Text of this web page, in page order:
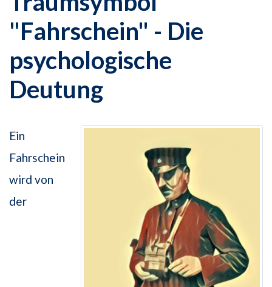
"Fahrschein" - Die
psychologische
Deutung
Ein
Fahrschein
wird von
der